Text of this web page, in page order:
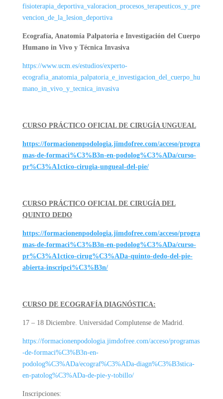
fisioterapia_deportiva_valoracion_procesos_terapeuticos_y_pre
vencion_de_la_lesion_deportiva
Ecografía, Anatomía Palpatoria e Investigación del Cuerpo
Humano in Vivo y Técnica Invasiva
https://www.ucm.es/estudios/experto-
ecografia_anatomia_palpatoria_e_investigacion_del_cuerpo_hu
mano_in_vivo_y_tecnica_invasiva
CURSO PRÁCTICO OFICIAL DE CIRUGÍA UNGUEAL
https://formacionenpodologia.jimdofree.com/acceso/progra
mas-de-formaci%C3%B3n-en-podolog%C3%ADa/curso-
pr%C3%A1ctico-cirugia-ungueal-del-pie/
CURSO PRÁCTICO OFICIAL DE CIRUGÍA DEL
QUINTO DEDO
https://formacionenpodologia.jimdofree.com/acceso/progra
mas-de-formaci%C3%B3n-en-podolog%C3%ADa/curso-
pr%C3%A1ctico-cirug%C3%ADa-quinto-dedo-del-pie-
abierta-inscripci%C3%B3n/
CURSO DE ECOGRAFÍA DIAGNÓSTICA:
17 – 18 Diciembre. Universidad Complutense de Madrid.
https://formacionenpodologia.jimdofree.com/acceso/programas
-de-formaci%C3%B3n-en-
podolog%C3%ADa/ecograf%C3%ADa-diagn%C3%B3stica-
en-patolog%C3%ADa-de-pie-y-tobillo/
Inscripciones: